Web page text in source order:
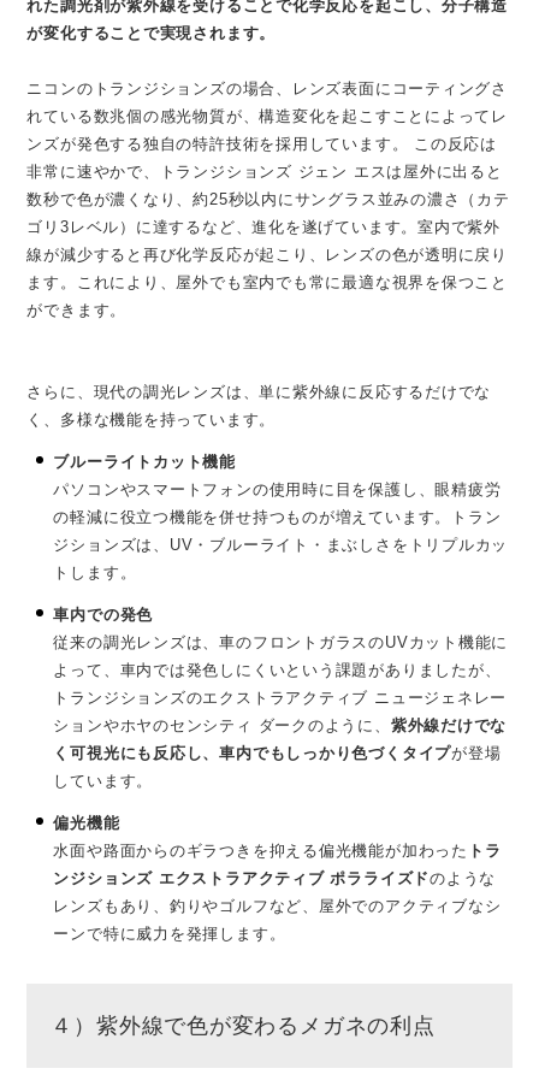
れた調光剤が紫外線を受けることで化学反応を起こし、分子構造
が変化することで実現されます。
ニコンのトランジションズの場合、レンズ表面にコーティングさ
れている数兆個の感光物質が、構造変化を起こすことによってレ
ンズが発色する独自の特許技術を採用しています。 この反応は
非常に速やかで、トランジションズ ジェン エスは屋外に出ると
数秒で色が濃くなり、約25秒以内にサングラス並みの濃さ（カテ
ゴリ3レベル）に達するなど、進化を遂げています。室内で紫外
線が減少すると再び化学反応が起こり、レンズの色が透明に戻り
ます。これにより、屋外でも室内でも常に最適な視界を保つこと
ができます。
さらに、現代の調光レンズは、単に紫外線に反応するだけでな
く、多様な機能を持っています。
ブルーライトカット機能
パソコンやスマートフォンの使用時に目を保護し、眼精疲労
の軽減に役立つ機能を併せ持つものが増えています。トラン
ジションズは、UV・ブルーライト・まぶしさをトリプルカッ
トします。
車内での発色
従来の調光レンズは、車のフロントガラスのUVカット機能に
よって、車内では発色しにくいという課題がありましたが、
トランジションズのエクストラアクティブ ニュージェネレー
ションやホヤのセンシティ ダークのように、 紫外線だけでな
く可視光にも反応し、車内でもしっかり色づくタイプが登場
しています。
偏光機能
水面や路面からのギラつきを抑える偏光機能が加わった トラ
ンジションズ エクストラアクティブ ポラライズドのような
レンズもあり、釣りやゴルフなど、屋外でのアクティブなシ
ーンで特に威力を発揮します。
４）紫外線で色が変わるメガネの利点